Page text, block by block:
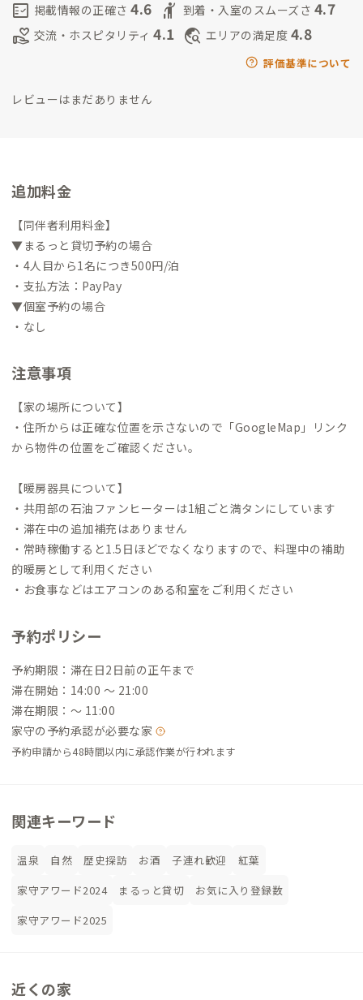
fact_check 掲載情報の正確さ 4.6 hail 到着・入室のスムーズさ 4.7
volunteer_activism 交流・ホスピタリティ 4.1 travel_explore エリアの満足度 4.8
評価基準について
レビューはまだありません
追加料金
【同伴者利用料金】
▼まるっと貸切予約の場合
・4人目から1名につき500円/泊
・支払方法：PayPay
▼個室予約の場合
・なし
注意事項
【家の場所について】
・住所からは正確な位置を示さないので「GoogleMap」リンク
から物件の位置をご確認ください。
【暖房器具について】
・共用部の石油ファンヒーターは1組ごと満タンにしています
・滞在中の追加補充はありません
・常時稼働すると1.5日ほどでなくなりますので、料理中の補助
的暖房として利用ください
・お食事などはエアコンのある和室をご利用ください
予約ポリシー
予約期限：滞在日2日前の正午まで
滞在開始：14:00 〜 21:00
滞在期限：〜 11:00
家守の予約承認が必要な家
予約申請から48時間以内に承認作業が行われます
関連キーワード
温泉 自然 歴史探訪 お酒 子連れ歓迎
紅葉
家守アワード2024
まるっと貸切
お気に入り登録数
家守アワード2025
近くの家